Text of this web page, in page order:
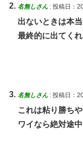
名無しさん : 投稿日：
出ないときは本
最終的に出てく
名無しさん : 投稿日：
これは粘り勝ち
ワイなら絶対途